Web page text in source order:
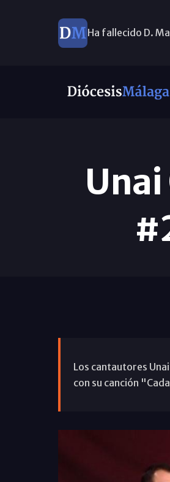
Ha fallecido D.
Los cantautores
con su canción